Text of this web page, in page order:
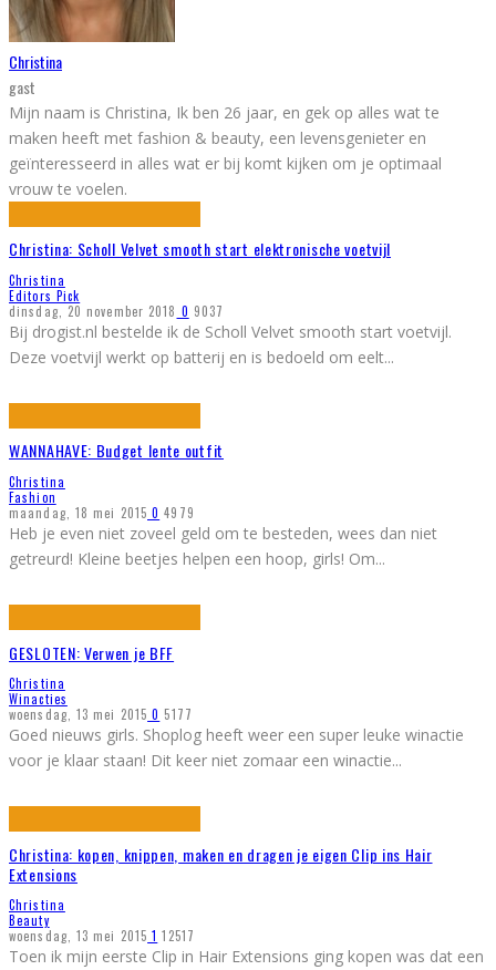
Christina
gast
Mijn naam is Christina, Ik ben 26 jaar, en gek op alles wat te
maken heeft met fashion & beauty, een levensgenieter en
geïnteresseerd in alles wat er bij komt kijken om je optimaal
vrouw te voelen.
Christina: Scholl Velvet smooth start elektronische voetvijl
Christina
Editors Pick
dinsdag, 20 november 2018 0 9037
Bij drogist.nl bestelde ik de Scholl Velvet smooth start voetvijl.
Deze voetvijl werkt op batterij en is bedoeld om eelt...
WANNAHAVE: Budget lente outfit
Christina
Fashion
maandag, 18 mei 2015 0 4979
Heb je even niet zoveel geld om te besteden, wees dan niet
getreurd! Kleine beetjes helpen een hoop, girls! Om...
GESLOTEN: Verwen je BFF
Christina
Winacties
woensdag, 13 mei 2015 0 5177
Goed nieuws girls. Shoplog heeft weer een super leuke winactie
voor je klaar staan! Dit keer niet zomaar een winactie...
Christina: kopen, knippen, maken en dragen je eigen Clip ins Hair
Extensions
Christina
Beauty
woensdag, 13 mei 2015 1 12517
Toen ik mijn eerste Clip in Hair Extensions ging kopen was dat een